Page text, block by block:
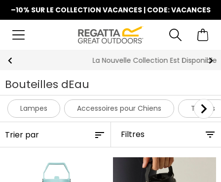
–10% SUR LE COLLECTION VACANCES | CODE: VACANCES
La Nouvelle Collection Est Disponible
Bouteilles dEau
Lampes Accessoires pour Chiens Tentes
Filtres